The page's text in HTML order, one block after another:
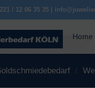
/ 12 06 35 35 |
Home
/